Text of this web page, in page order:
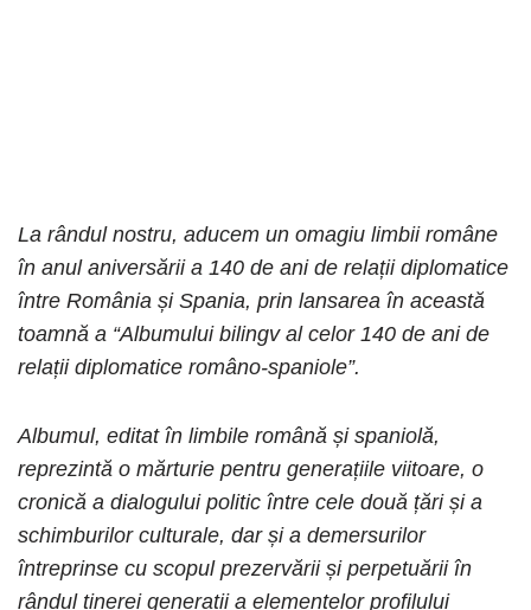
La rândul nostru, aducem un omagiu limbii române
în anul aniversării a 140 de ani de relații diplomatice
între România și Spania, prin lansarea în această
toamnă a “Albumului bilingv al celor 140 de ani de
relații diplomatice româno-spaniole”.
Albumul, editat în limbile română și spaniolă,
reprezintă o mărturie pentru generațiile viitoare, o
cronică a dialogului politic între cele două țări și a
schimburilor culturale, dar și a demersurilor
întreprinse cu scopul prezervării și perpetuării în
rândul tinerei generații a elementelor profilului